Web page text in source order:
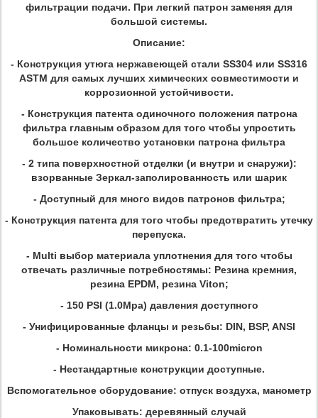
фильтрации подачи. При легкий патрон заменяя для
большой системы.
Описание:
- Конструкция утюга нержавеющей стали SS304 или SS316
ASTM для самых лучших химических совместимости и
коррозионной устойчивости.
- Конструкция патента одиночного положения патрона
фильтра главным образом для того чтобы упростить
большое количество установки патрона фильтра
- 2 типа поверхностной отделки (и внутри и снаружи):
взорванные Зеркал-заполированность или шарик
- Доступный для много видов патронов фильтра;
- Конструкция патента для того чтобы предотвратить утечку
перепуска.
- Multi выбор материала уплотнения для того чтобы
отвечать различные потребностямы: Резина кремния,
резина EPDM, резина Viton;
- 150 PSI (1.0Mpa) давления доступного
- Унифицированные фланцы и резьбы: DIN, BSP, ANSI
- Номинальности микрона: 0.1-100micron
- Нестандартные конструкции доступные.
Вспомогательное оборудование: отпуск воздуха, манометр
Упаковывать: деревянный случай